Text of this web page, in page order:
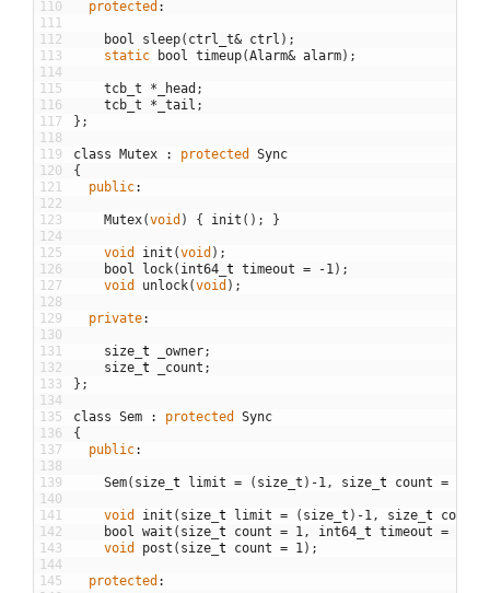
110
111
112
113
114
115
116
117
118
119
120
121
122
123
124
125
126
127
128
129
130
131
132
133
134
135
136
137
138
139
140
141
142
143
144
145
protected :
bool sleep( ctrl_t& ctrl ) ;
static
bool timeup(Alarm& alarm) ;
tcb_t * _head ;
tcb_t
* _tail ;
} ;
class Mutex : protected
Sync
{
public:
Mutex(void ) { init ( ) ; }
void init (void ) ;
bool
lock( int64 t timeout = -1 ) ;
void
unlock(void ) ;
private:
size t _owner;
size t _count ;
} ;
class Sem : protected
Sync
{
public:
Sem( size t limit = ( size_t ) -1 , size t count =
void init ( size t limit = ( size_t ) -1 , size t count
bool
wait ( size t count = 1 , int64 t timeout =
void
post ( size t count = 1 ) ;
protected :